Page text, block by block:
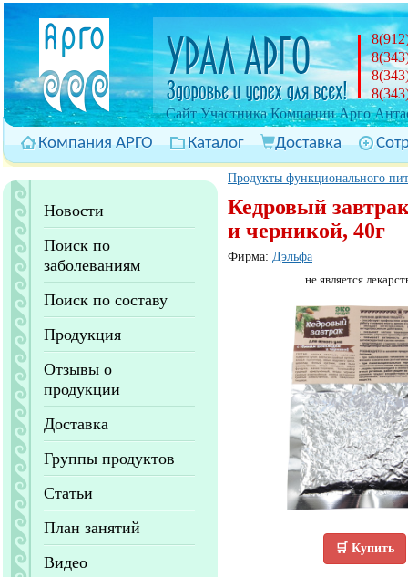
Cайт Участника Компании Арго
Компания АРГО Каталог Доставка
Новости
Поиск по
заболеваниям
Поиск по составу
Продукция
Отзывы о
продукции
Доставка
Группы продуктов
Статьи
План занятий
Видео
Продукты функционального
Кедровый
и черникой, 40г
Фирма: Дэльфа
не является
🛒 Купить